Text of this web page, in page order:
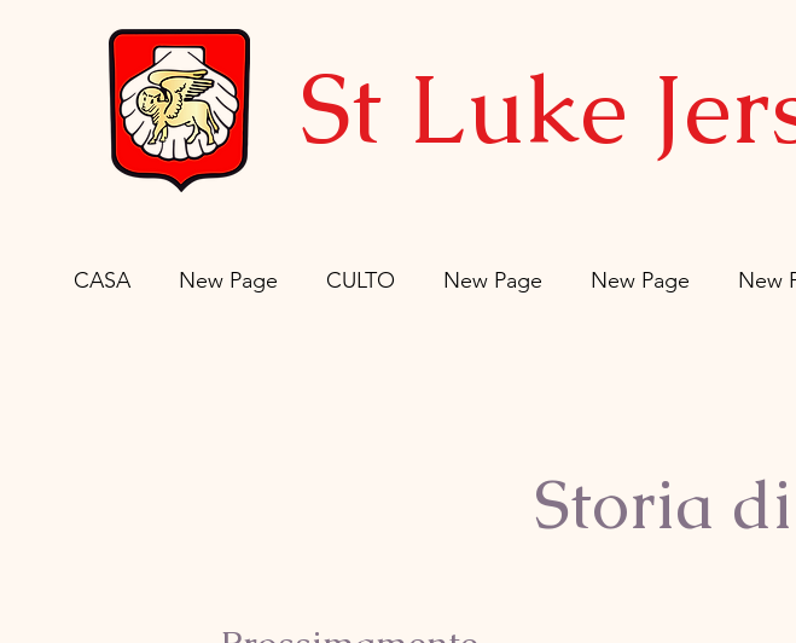
St Luke
CASA New Page CULTO New Page New Page New
Storia